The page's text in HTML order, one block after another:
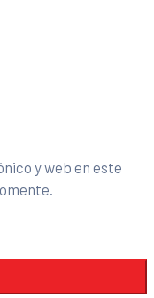
y web en este